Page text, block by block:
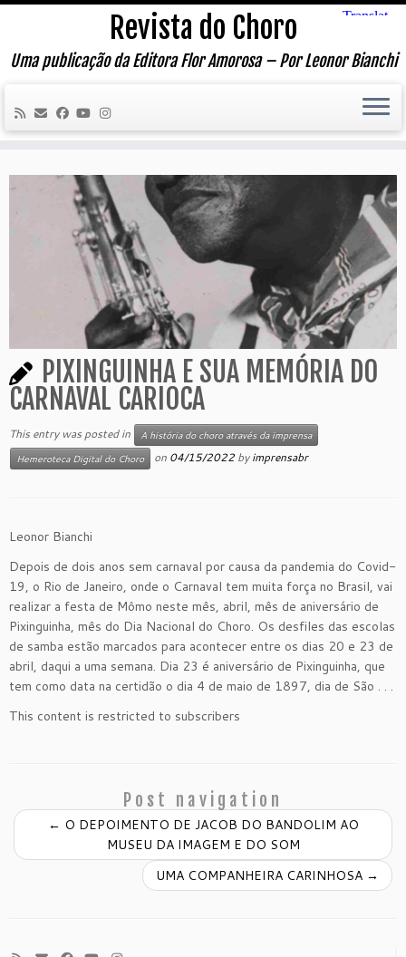
Skip
content
Revista do Choro
Uma publicação da Editora Flor Amorosa – Por Leonor Bianchi
PIXINGUINHA E SUA MEMÓRIA DO
CARNAVAL CARIOCA
This entry was posted in
A história do choro através da imprensa
Hemeroteca Digital do Choro
on 04/15/2022 byimprensabr
Leonor Bianchi
Depois de dois anos sem carnaval por causa da pandemia do Covid-
19, o Rio de Janeiro, onde o Carnaval tem muita força no Brasil, vai
realizar a festa de Mômo neste mês, abril, mês de aniversário de
Pixinguinha, mês do Dia Nacional do Choro. Os desfiles das escolas
de samba estão marcados para acontecer entre os dias 20 e 23 de
abril, daqui a uma semana. Dia 23 é aniversário de Pixinguinha, que
tem como data na certidão o dia 4 de maio de 1897, dia de São . . .
This content is restricted to subscribers
Post navigation
← O DEPOIMENTO DE JACOB DO BANDOLIM AO
MUSEU DA IMAGEM E DO SOM
UMA COMPANHEIRA CARINHOSA →